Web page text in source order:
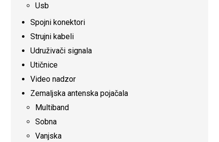
Usb
Spojni konektori
Strujni kabeli
Udruživači signala
Utičnice
Video nadzor
Zemaljska antenska pojačala
Multiband
Sobna
Vanjska